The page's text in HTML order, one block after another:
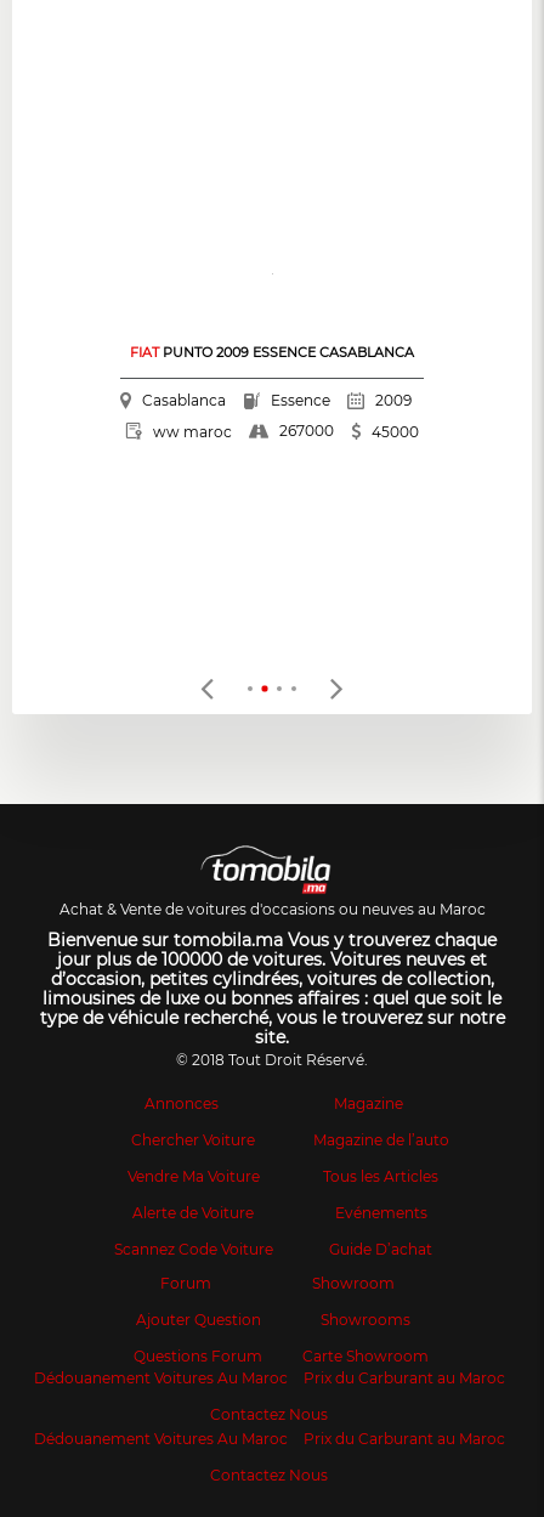
FIATPUNTO 2009 ESSENCE CASABLANCA
Casablanca Essence
2009
ww maroc
267000 45000
Achat & Vente de voitures d'occasions ou neuves au Maroc
Bienvenue sur tomobila.ma Vous y trouverez chaque
jour plus de 100000 de voitures. Voitures neuves et
d’occasion, petites cylindrées, voitures de collection,
limousines de luxe ou bonnes affaires : quel que soit le
type de véhicule recherché, vous le trouverez sur notre
site.
© 2018 Tout Droit Réservé.
Annonces
Chercher Voiture
Vendre Ma Voiture
Alerte de Voiture
Scannez Code Voiture
Magazine
Magazine de l’auto
Tous les Articles
Evénements
Guide D’achat
Forum
Ajouter Question
Questions Forum
Showroom
Showrooms
Carte Showroom
Dédouanement Voitures Au Maroc
Prix du Carburant au Maroc
Contactez Nous
Dédouanement Voitures Au Maroc
Prix du Carburant au Maroc
Contactez Nous